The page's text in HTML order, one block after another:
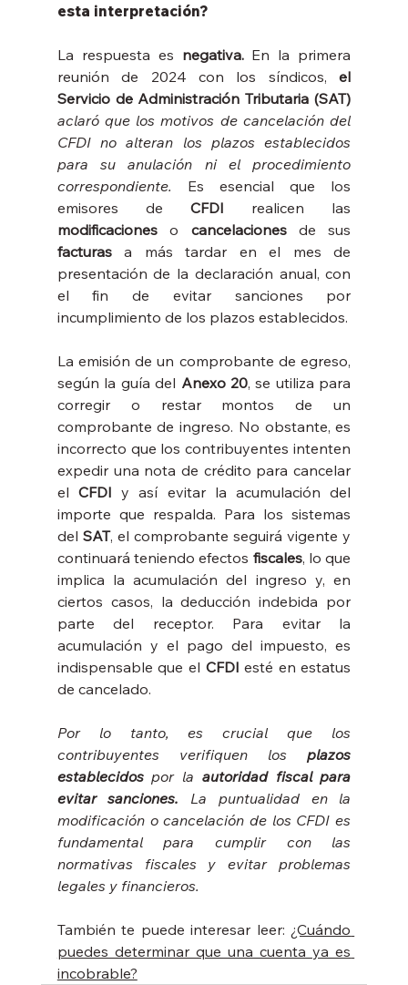
esta interpretación?
La respuesta es negativa. En la primera
reunión de 2024 con los síndicos, el
Servicio de Administración Tributaria (SAT)
aclaró que los motivos de cancelación del
CFDI no alteran los plazos establecidos
para su anulación ni el procedimiento
correspondiente. Es esencial que los
emisores de CFDI
modificaciones o cancelaciones
facturas a más tardar en el mes de
presentación de la declaración anual, con
el fin de evitar sanciones por
incumplimiento de los plazos establecidos.
La emisión de un comprobante de egreso,
según la guía del Anexo 20, se utiliza para
corregir o restar montos de un
comprobante de ingreso. No obstante, es
incorrecto que los contribuyentes intenten
expedir una nota de crédito para cancelar
el CFDI y así evitar la acumulación del
importe que respalda. Para los sistemas
del SAT, el comprobante seguirá vigente y
continuará teniendo efectos fiscales, lo que
implica la acumulación del ingreso y, en
ciertos casos, la deducción indebida por
parte del receptor. Para evitar la
acumulación y el pago del impuesto, es
indispensable que el CFDI esté en estatus
de cancelado.
Por lo tanto, es crucial que los
contribuyentes verifiquen los plazos
establecidos por la autoridad fiscal para
evitar sanciones. La puntualidad en la
modificación o cancelación de los CFDI es
fundamental para cumplir con las
normativas fiscales y evitar problemas
legales y financieros.
También te puede interesar leer: ¿Cuándo
puedes determinar que una cuenta ya es
incobrable?